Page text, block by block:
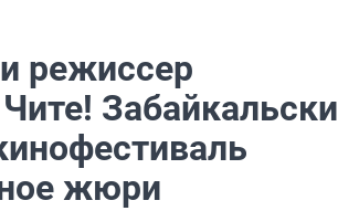
режиссер
жюри